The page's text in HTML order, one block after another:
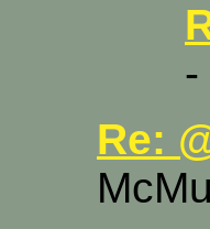
-
Re: